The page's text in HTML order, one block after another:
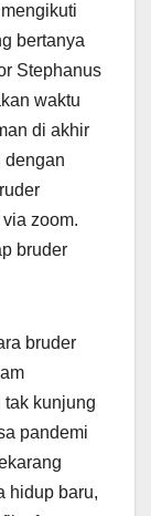
bertanya
Stephanus
waktu
di akhir
dengan
zoom.
bruder
bruder
tak kunjung
pandemi
hidup baru,